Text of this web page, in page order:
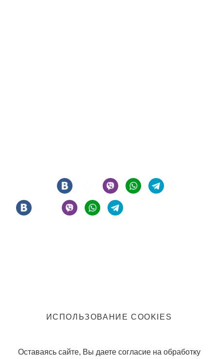
ИСПОЛЬЗОВАНИЕ COOKIES
Оставаясь сайте, Вы даете согласие на обработку